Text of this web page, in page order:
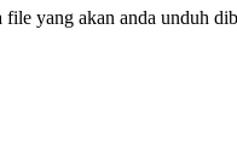
yang akan anda